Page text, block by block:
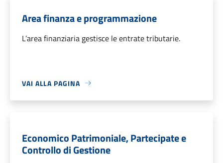
Area finanza e programmazione
L’area finanziaria gestisce le entrate tributarie.
VAI ALLA PAGINA
Economico Patrimoniale, Partecipate e
Controllo di Gestione